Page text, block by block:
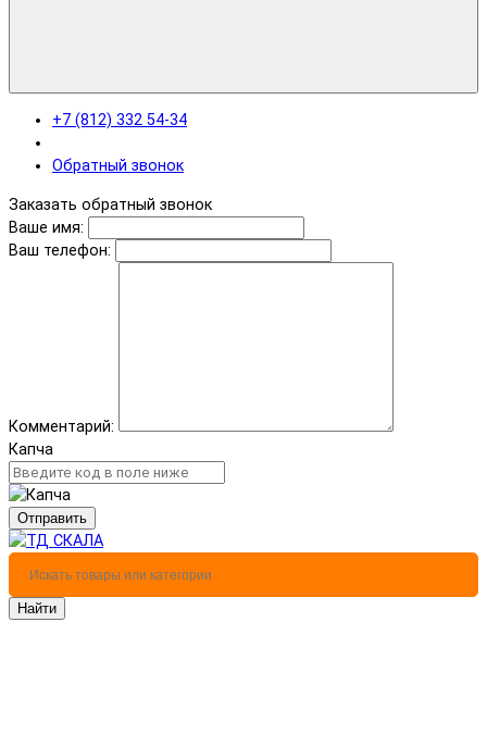
+7 (812) 332 54-34
Обратный звонок
Заказать обратный звонок
Ваше имя:
Ваш телефон:
Комментарий:
Капча
Отправить
Найти